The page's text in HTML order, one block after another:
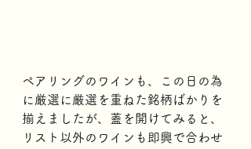
ペアリングのワインも、この日の為
に厳選に厳選を重ねた銘柄ばかりを
揃えましたが、蓋を開けてみると、
リスト以外のワインも即興で合わせ